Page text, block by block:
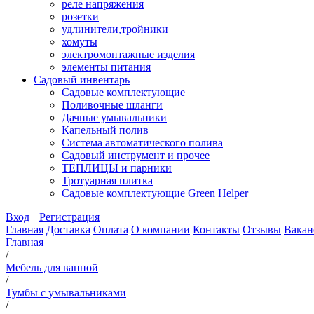
реле напряжения
розетки
удлинители,тройники
хомуты
электромонтажные изделия
элементы питания
Садовый инвентарь
Садовые комплектующие
Поливочные шланги
Дачные умывальники
Капельный полив
Система автоматического полива
Садовый инструмент и прочее
ТЕПЛИЦЫ и парники
Тротуарная плитка
Садовые комплектующие Green Helper
Вход
Регистрация
Главная Доставка Оплата О компании Контакты Отзывы
Главная
/
Мебель для ванной
/
Тумбы с умывальниками
/